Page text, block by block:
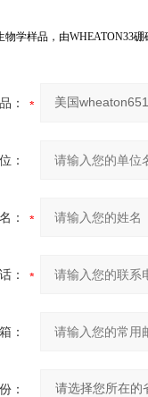
物学样品，由WHEATON33硼
：
：
：
：
：
：